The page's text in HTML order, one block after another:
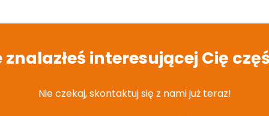
znalazłeś interesującej Cię
Nie czekaj, skontaktuj się z nami już teraz!